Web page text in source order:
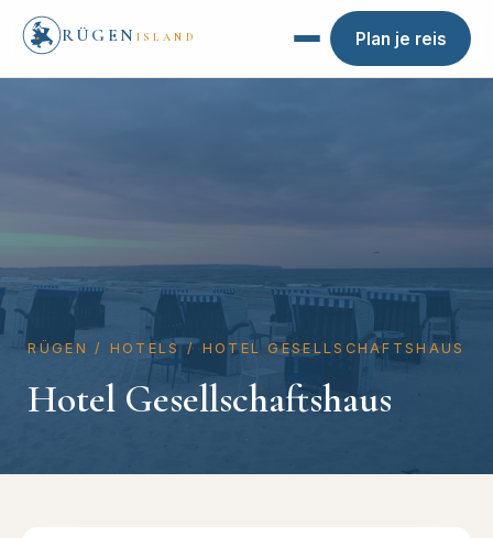
RÜGEN ISLAND Plan je reis
RÜGEN / HOTELS/ HOTEL GESELLSCHAFTSHAUS
Hotel Gesellschaftshaus